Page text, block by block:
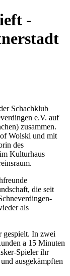
-
Schachklub
e.V. auf
zusammen.
Wolski und mit
des
Kulturhaus
die seit
als
gespielt. In zwei
a 15 Minuten
Spieler ihr
ausgekämpften